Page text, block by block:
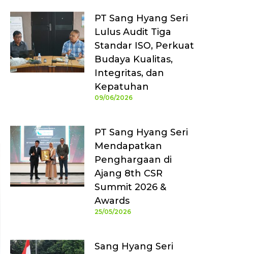
PT Sang Hyang Seri
Lulus Audit Tiga
Standar ISO, Perkuat
Budaya Kualitas,
Integritas, dan
Kepatuhan
09/06/2026
PT Sang Hyang Seri
Mendapatkan
Penghargaan di
Ajang 8th CSR
Summit 2026 &
Awards
25/05/2026
Sang Hyang Seri